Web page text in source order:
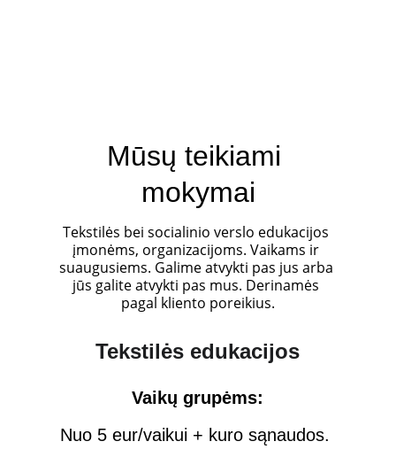
Mūsų teikiami
mokymai
Tekstilės bei socialinio verslo edukacijos
įmonėms, organizacijoms. Vaikams ir
suaugusiems. Galime atvykti pas jus arba
jūs galite atvykti pas mus. Derinamės
pagal kliento poreikius.
Tekstilės edukacijos
Vaikų grupėms:
Nuo 5 eur/vaikui + kuro sąnaudos.